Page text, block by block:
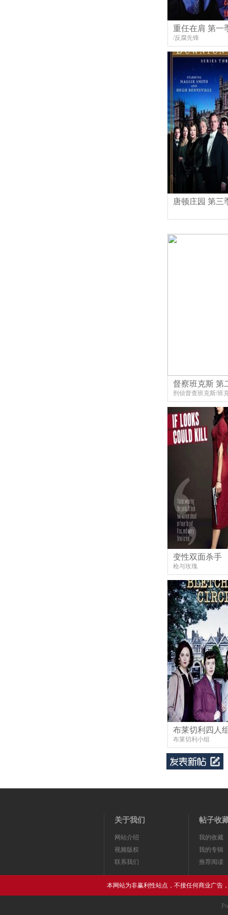
重任在肩 第一
/反腐先锋
唐顿庄园 第三
督察班克斯 第
刑侦督查班克斯/班
变性双面杀手
枪与玫瑰
布莱切利四人
布莱切利小组
关于我们
网站介绍
视频版权
联系我们
帖子收
我的收藏
我的专辑
推荐阅读
本网站为非赢利性站点，不接任何商业广告